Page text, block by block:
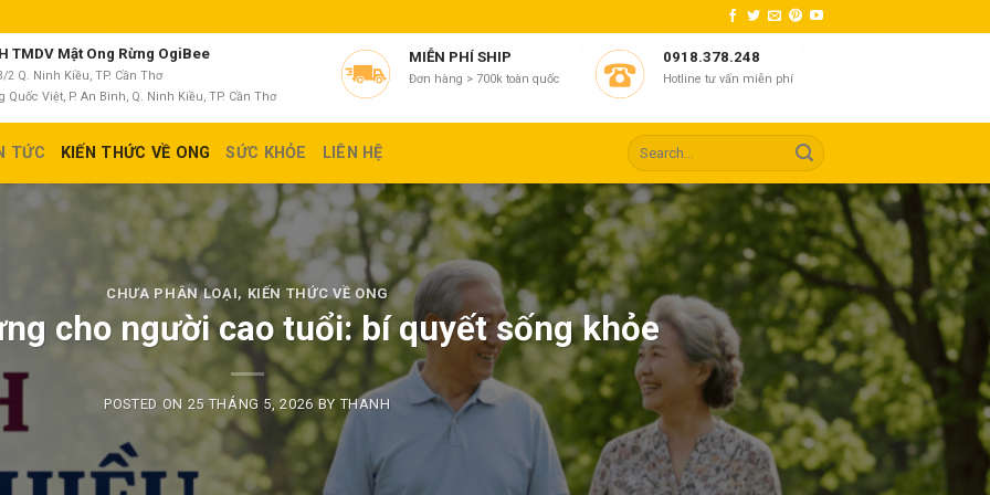
TMDV Mật Ong Rừng OgiBee
2 Q. Ninh Kiều, TP. Cần Thơ
Quốc Việt, P. An Bình, Q. Ninh Kiều, TP. Cần Thơ
MIỄN PHÍ SHIP
Đơn hàng > 700k toàn quốc
0918.378.248
Hotline tư vấn miễn phí
TỨC KIẾN THỨC VỀ ONG SỨC KHỎE LIÊN HỆ
CHƯA PHÂN LOẠI, KIẾN THỨC VỀ ONG
cho người cao tuổi: bí quyết sống khỏe
POSTED ON 25 THÁNG 5, 2026 BYTHANH